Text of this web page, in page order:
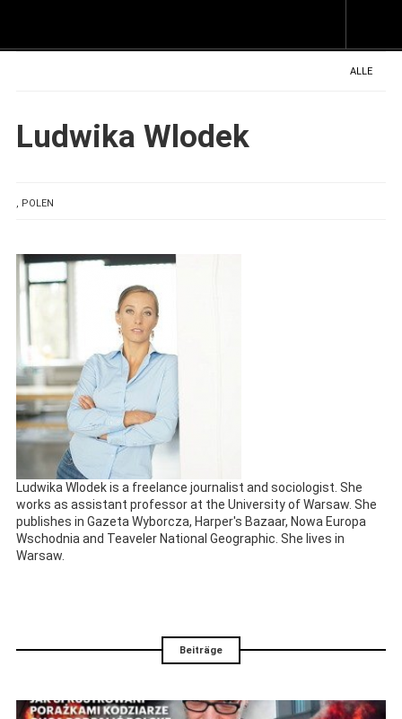
ALLE
Ludwika Wlodek
, POLEN
Ludwika Wlodek is a freelance journalist and sociologist. She
works as assistant professor at the University of Warsaw. She
publishes in Gazeta Wyborcza, Harper's Bazaar, Nowa Europa
Wschodnia and Teaveler National Geographic. She lives in
Warsaw.
Beiträge